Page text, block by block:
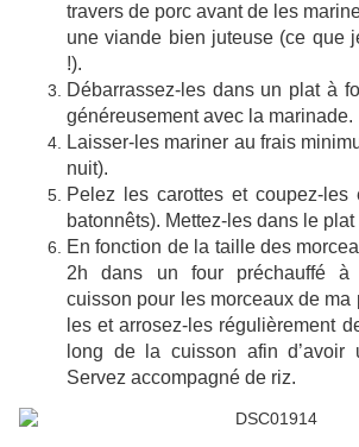
travers de porc avant de les
une viande bien juteuse (ce que
!).
Débarrassez-les dans un plat à
généreusement avec la marinade.
Laisser-les mariner au frais
nuit).
Pelez les carottes et coupez-les
batonnêts). Mettez-les dans le
En fonction de la taille des
2h dans un four préchauffé à
cuisson pour les morceaux de ma
les et arrosez-les régulièrement
long de la cuisson afin d’avoir
Servez accompagné de riz.